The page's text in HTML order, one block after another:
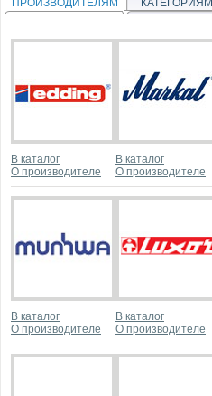
ПРОИЗВОДИТЕЛЯМ КАТЕГОРИЯМ
В каталог
О производителе
В каталог
О производителе
В каталог
О производителе
В каталог
О производителе